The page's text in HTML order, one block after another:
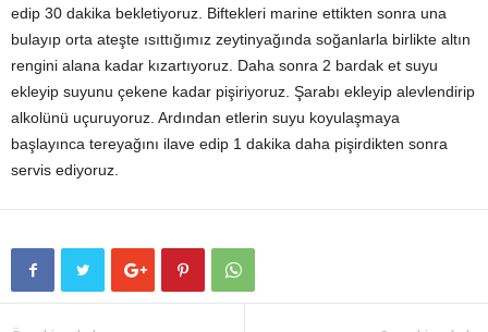
edip 30 dakika bekletiyoruz. Biftekleri marine ettikten sonra una
bulayıp orta ateşte ısıttığımız zeytinyağında soğanlarla birlikte altın
rengini alana kadar kızartıyoruz. Daha sonra 2 bardak et suyu
ekleyip suyunu çekene kadar pişiriyoruz. Şarabı ekleyip alevlendirip
alkolünü uçuruyoruz. Ardından etlerin suyu koyulaşmaya
başlayınca tereyağını ilave edip 1 dakika daha pişirdikten sonra
servis ediyoruz.